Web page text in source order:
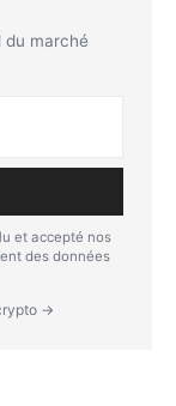
du marché
et accepté nos
des données
→